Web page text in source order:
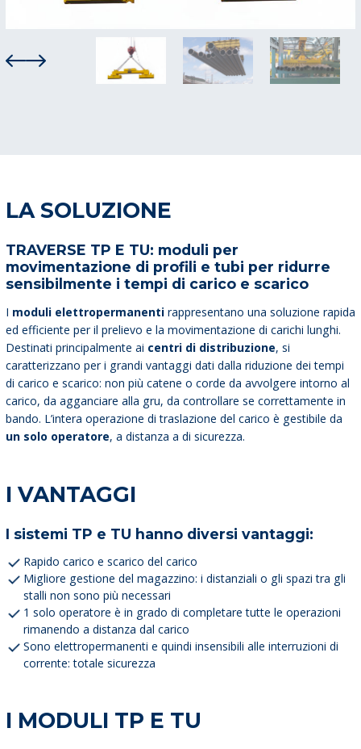
LA SOLUZIONE
TRAVERSE TP E TU: moduli per
movimentazione di profili e tubi per ridurre
sensibilmente i tempi di carico e scarico
I moduli elettropermanenti rappresentano una soluzione rapida
ed efficiente per il prelievo e la movimentazione di carichi lunghi.
Destinati principalmente ai centri di distribuzione, si
caratterizzano per i grandi vantaggi dati dalla riduzione dei tempi
di carico e scarico: non più catene o corde da avvolgere intorno al
carico, da agganciare alla gru, da controllare se correttamente in
bando. L’intera operazione di traslazione del carico è gestibile da
un solo operatore, a distanza a di sicurezza.
I VANTAGGI
I sistemi TP e TU hanno diversi vantaggi:
Rapido carico e scarico del carico
Migliore gestione del magazzino: i distanziali o gli spazi tra gli
stalli non sono più necessari
1 solo operatore è in grado di completare tutte le operazioni
rimanendo a distanza dal carico
Sono elettropermanenti e quindi insensibili alle interruzioni di
corrente: totale sicurezza
I MODULI TP E TU